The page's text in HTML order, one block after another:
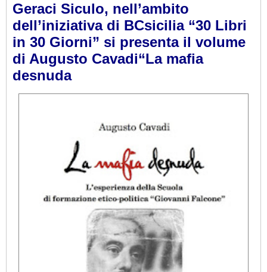
Geraci Siculo, nell’ambito
dell’iniziativa di BCsicilia “30 Libri
in 30 Giorni” si presenta il volume
di Augusto Cavadi“La mafia
desnuda